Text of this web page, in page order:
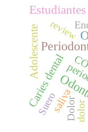
Caries dental
Adolescente
saliva
Dolordolor
review
Suero